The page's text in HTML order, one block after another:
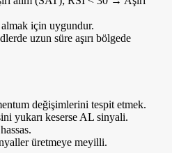
için uygundur.
uzun süre aşırı bölgede
değişimlerini tespit etmek.
yukarı keserse AL sinyali.
üretmeye meyilli.